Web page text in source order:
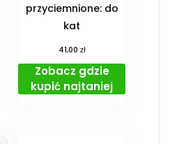
przyciemnione: do
kat
41,00 zł
Zobacz gdzie
kupić najtaniej